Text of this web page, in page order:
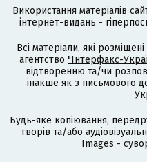
Використання матеріалів
інтернет-видань -
Всі матеріали, які
агентство "Інтерфакс-
відтворенню та/чи
інакше як з письмового
Будь-яке копіювання,
творів та/або
Images -